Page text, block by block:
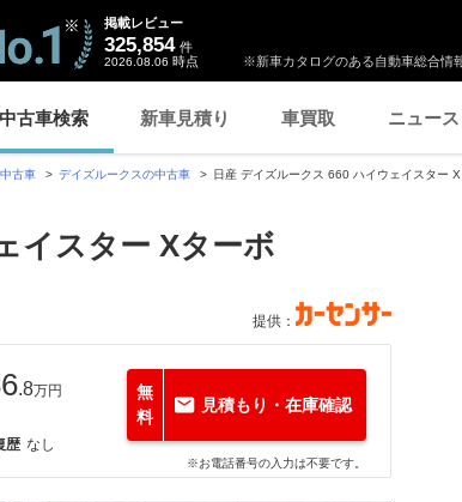
※新車カタログのある自動車総合情
掲載レビュー
325,854 件
2026.08.06 時点
中古車検索 新車見積り 車買取 ニュース
古車 デイズルークスの中古車 日産 デイズルークス 660 ハイウェイスター
イスター Xターボ
提供：
.8万円
歴 なし
無
料
見積もり・在庫確認
※お電話番号の入力は不要です。